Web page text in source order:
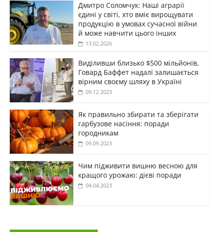
Дмитро Соломчук: Наші аграрії
єдині у світі, хто вміє вирощувати
продукцію в умовах сучасної війни
й може навчити цього інших
13.02.2026
Виділивши близько $500 мільйонів,
Говард Баффет надалі залишається
вірним своєму шляху в Україні
09.12.2023
Як правильно збирати та зберігати
гарбузове насіння: поради
городникам
09.09.2023
Чим підживити вишню весною для
кращого урожаю: дієві поради
04.04.2023